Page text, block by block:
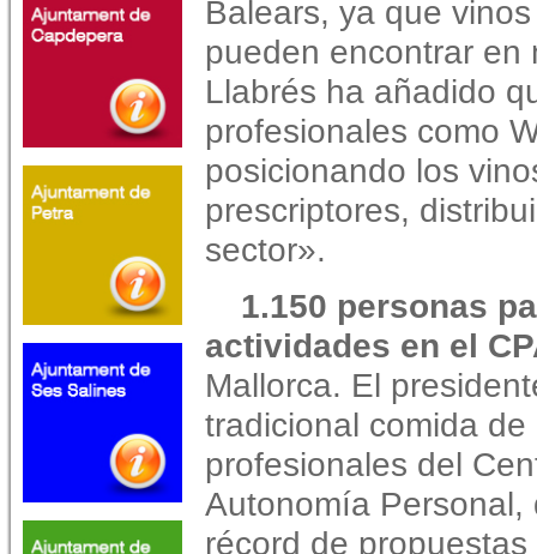
Balears, ya que
pueden encontrar en
Llabrés ha añadido
profesionales como
posicionando los
prescriptores,
sector».
1.150 personas
actividades en el
Mallorca. El
tradicional comida
profesionales del
Autonomía Personal,
récord de